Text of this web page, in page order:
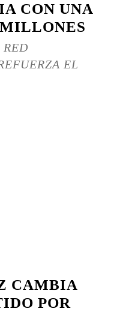
CON UNA
EL
CAMBIA
POR